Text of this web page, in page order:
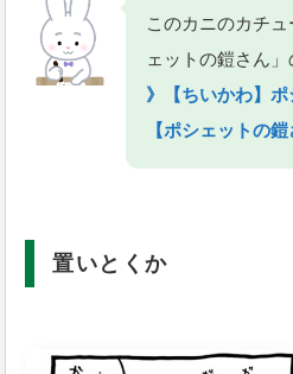
このカニのカチ
ェットの鎧さん」
》【ちいかわ】
【ポシェットの鎧
置いとくか